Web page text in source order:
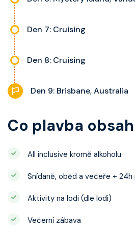
Den 7: Cruising
Den 8: Cruising
Den 9: Brisbane, Australia
Co plavba
All inclusive kromě alkoholu
Snídaně, oběd a večeře + 24h
Aktivity na lodi (dle lodi)
Večerní zábava